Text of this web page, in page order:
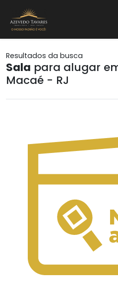
Resultados da busca
Sala para alugar
Macaé - RJ